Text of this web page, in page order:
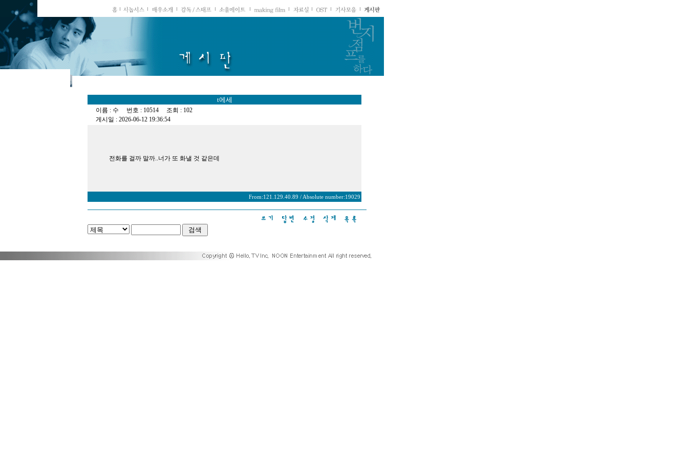
t에세
이름 : 수 번호 : 10514 조회 : 102
게시일 : 2026-06-12 19:36:54
전화를 걸까 말까..너가 또 화낼 것 같은데
From:121.129.40.89 / Absolute number:19029